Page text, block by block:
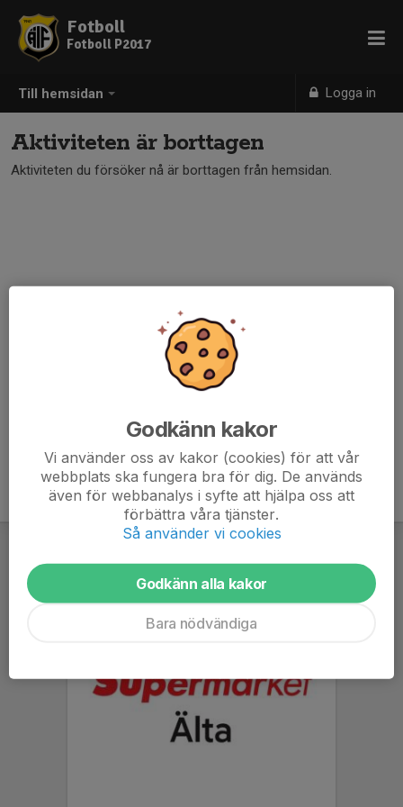
Till hemsidan Logga in
Fotboll
Fotboll P2017
Aktiviteten är borttagen
Aktiviteten du försöker nå är borttagen från hemsidan.
Godkänn kakor
Vi använder oss av kakor (cookies) för att vår
webbplats ska fungera bra för dig. De används
även för webbanalys i syfte att hjälpa oss att
förbättra våra tjänster.
Så använder vi cookies
Godkänn alla kakor
Bara nödvändiga